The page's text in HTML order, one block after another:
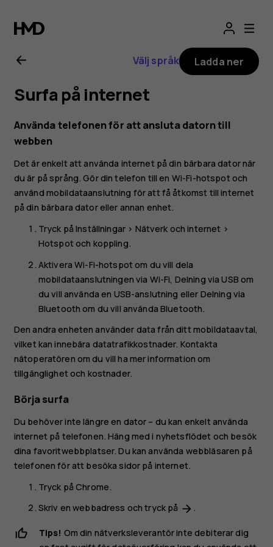
för
Nokia
2.1
Välj språk Ladda ner
Surfa på internet
Använda telefonen för att ansluta datorn till
webben
Det är enkelt att använda internet på din bärbara dator när
du är på språng. Gör din telefon till en Wi-Fi-hotspot och
använd mobildataanslutning för att få åtkomst till internet
på din bärbara dator eller annan enhet.
Tryck påInställningar > Nätverk och internet >
Hotspot och koppling.
AktiveraWi-Fi-hotspot om du vill dela
mobildataanslutningen via Wi-Fi, Delning via USB om
du vill använda en USB-anslutning eller Delning via
Bluetooth om du vill använda Bluetooth.
Den andra enheten använder data från ditt mobildataavtal,
vilket kan innebära datatrafikkostnader. Kontakta
nätoperatören om du vill ha mer information om
tillgänglighet och kostnader.
Börja surfa
Du behöver inte längre en dator – du kan enkelt använda
internet på telefonen. Häng med i nyhetsflödet och besök
dina favoritwebbplatser. Du kan använda webbläsaren på
telefonen för att besöka sidor på internet.
Tryck påChrome.
Skriv en webbadress och tryck på arrow_forward .
Tips! Om din nätverksleverantör inte debiterar dig